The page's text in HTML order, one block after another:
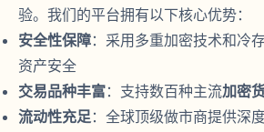
验。我们的平台拥有以下核心优势：
安全性保障：采用多重加密技术和冷
资产安全
交易品种丰富：支持数百种主流加密
流动性充足：全球顶级做市商提供深